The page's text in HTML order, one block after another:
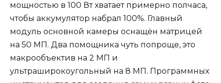
мощностью в 100 Вт хватает примерно полчаса,
чтобы аккумулятор набрал 100%. Главный
модуль основной камеры оснащён матрицей
на 50 МП. Два помощника чуть попроще, это
макрообъектив на 2 МП и
ультраширокоугольный на 8 МП. Программных